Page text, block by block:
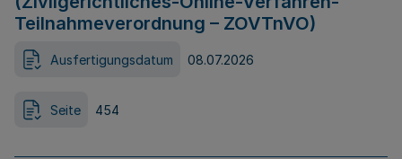
Teilnahmeverordnung – ZOVTnVO)
Ausfertigungsdatum 08.07.2026
Seite 454